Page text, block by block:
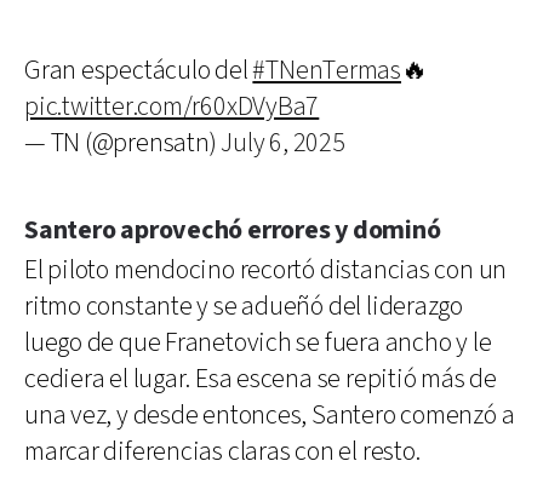
Gran espectáculo del#TNenTermas🔥
pic.twitter.com/r60xDVyBa7
— TN (@prensatn) July 6, 2025
Santero aprovechó errores y dominó
El piloto mendocino recortó distancias con un
ritmo constante y se adueñó del liderazgo
luego de que Franetovich se fuera ancho y le
cediera el lugar. Esa escena se repitió más de
una vez, y desde entonces, Santero comenzó a
marcar diferencias claras con el resto.